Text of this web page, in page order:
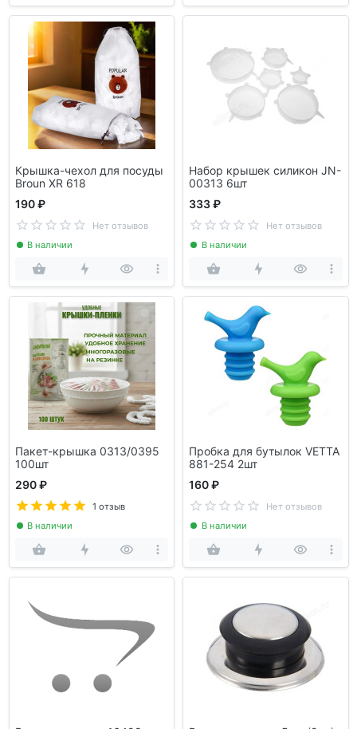
Крышка-чехол для посуды
Broun XR 618
190 ₽
Нет отзывов
В наличии
Набор крышек силикон JN-
00313 6шт
333 ₽
Нет отзывов
В наличии
Пакет-крышка 0313/0395
100шт
290 ₽
1 отзыв
В наличии
Пробка для бутылок VETTA
881-254 2шт
160 ₽
Нет отзывов
В наличии